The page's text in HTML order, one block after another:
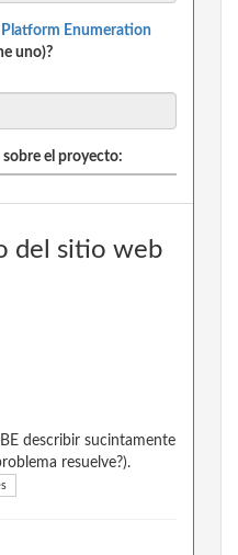
Enumeration
uno)?
el proyecto:
del sitio web
describir sucintamente
resuelve?).